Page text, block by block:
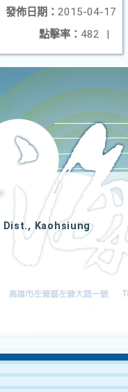
發佈日期： 2015-04-17
點擊率： 482 |
Kaohsiung